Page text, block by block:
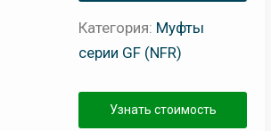
Категория: Муфты
серии GF (NFR)
Узнать стоимость